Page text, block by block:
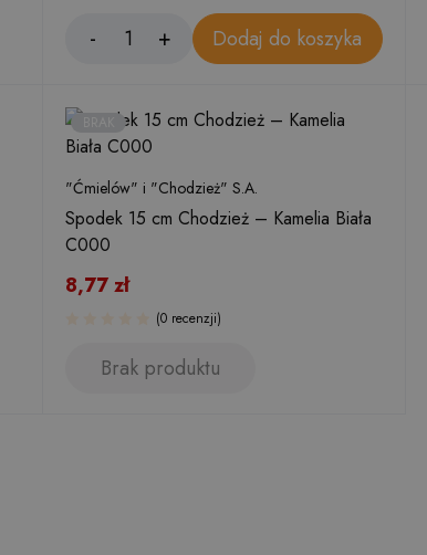
Dodaj do koszyka
"Ćmielów" i "Chodzież" S.A.
Spodek 15 cm Chodzież – Kamelia Biała
C000
8,77zł
(0 recenzji)
Brak produktu